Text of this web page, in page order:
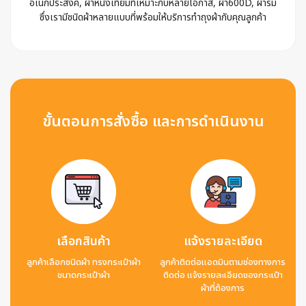
ซึ่งเรามีชนิดผ้าหลายแบบที่พร้อมให้บริการทำถุงผ้ากับคุณลูกค้า
ขั้นตอนการสั่งซื้อ และการดำเนินงาน
เลือกสินค้า
ลูกค้าเลือกชนิดผ้า ทรงกระเป๋าผ้า
ขนาดกระเป๋าผ้า
แจ้งรายละเอียด
ลูกค้าติดต่อแอดมินตามช่องทางการ
ติดต่อ แจ้งรายละเอียดของกระเป๋า
ผ้าที่ต้องการ